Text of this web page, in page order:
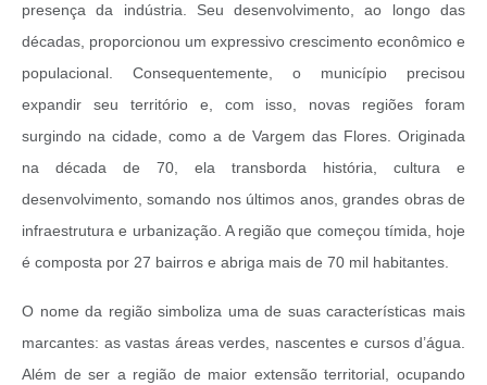
presença da indústria. Seu desenvolvimento, ao longo das
décadas, proporcionou um expressivo crescimento econômico e
populacional. Consequentemente, o município precisou
expandir seu território e, com isso, novas regiões foram
surgindo na cidade, como a de Vargem das Flores. Originada
na década de 70, ela transborda história, cultura e
desenvolvimento, somando nos últimos anos, grandes obras de
infraestrutura e urbanização. A região que começou tímida, hoje
é composta por 27 bairros e abriga mais de 70 mil habitantes.
O nome da região simboliza uma de suas características mais
marcantes: as vastas áreas verdes, nascentes e cursos d’água.
Além de ser a região de maior extensão territorial, ocupando